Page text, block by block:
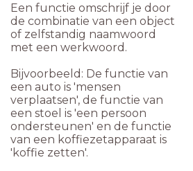
Een functie omschrijf je door
de combinatie van een object
of zelfstandig naamwoord
met een werkwoord.
Bijvoorbeeld: De functie van
een auto is 'mensen
verplaatsen', de functie van
een stoel is 'een persoon
ondersteunen' en de functie
van een koffiezetapparaat is
'koffie zetten'.